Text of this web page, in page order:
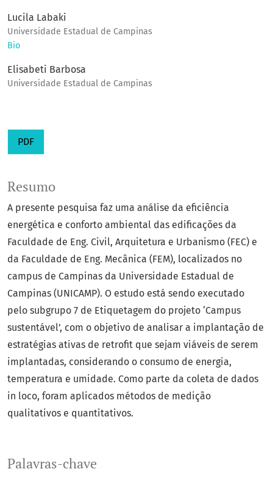
Lucila Labaki
Universidade Estadual de Campinas
Bio
Elisabeti Barbosa
Universidade Estadual de Campinas
PDF
Palavras-chave
Resumo
A presente pesquisa faz uma análise da eficiência
energética e conforto ambiental das edificações da
Faculdade de Eng. Civil, Arquitetura e Urbanismo (FEC) e
da Faculdade de Eng. Mecânica (FEM), localizados no
campus de Campinas da Universidade Estadual de
Campinas (UNICAMP). O estudo está sendo executado
pelo subgrupo 7 de Etiquetagem do projeto ‘Campus
sustentável’, com o objetivo de analisar a implantação de
estratégias ativas de retrofit que sejam viáveis de serem
implantadas, considerando o consumo de energia,
temperatura e umidade. Como parte da coleta de dados
in loco, foram aplicados métodos de medição
qualitativos e quantitativos.